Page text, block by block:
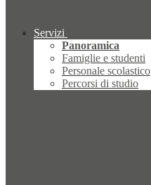
Servizi
Panoramica
Famiglie e studenti
Personale scolastico
Percorsi di studio